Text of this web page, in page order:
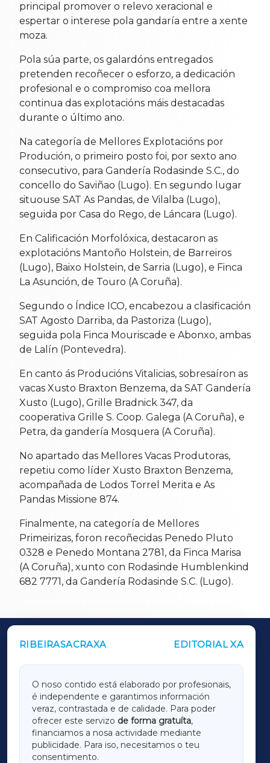
principal promover o relevo xeracional e
espertar o interese pola gandaría entre a xente
moza.
Pola súa parte, os galardóns entregados
pretenden recoñecer o esforzo, a dedicación
profesional e o compromiso coa mellora
continua das explotacións máis destacadas
durante o último ano.
Na categoría de Mellores Explotacións por
Produción, o primeiro posto foi, por sexto ano
consecutivo, para Gandería Rodasinde S.C., do
concello do Saviñao (Lugo). En segundo lugar
situouse SAT As Pandas, de Vilalba (Lugo),
seguida por Casa do Rego, de Láncara (Lugo).
En Calificación Morfolóxica, destacaron as
explotacións Mantoño Holstein, de Barreiros
(Lugo), Baixo Holstein, de Sarria (Lugo), e Finca
La Asunción, de Touro (A Coruña).
Segundo o Índice ICO, encabezou a clasificación
SAT Agosto Darriba, da Pastoriza (Lugo),
seguida pola Finca Mouriscade e Abonxo, ambas
de Lalín (Pontevedra).
En canto ás Producións Vitalicias, sobresaíron as
vacas Xusto Braxton Benzema, da SAT Gandería
Xusto (Lugo), Grille Bradnick 347, da
cooperativa Grille S. Coop. Galega (A Coruña), e
Petra, da gandería Mosquera (A Coruña).
No apartado das Mellores Vacas Produtoras,
repetiu como líder Xusto Braxton Benzema,
acompañada de Lodos Torrel Merita e As
Pandas Missione 874.
Finalmente, na categoría de Mellores
Primeirizas, foron recoñecidas Penedo Pluto
0328 e Penedo Montana 2781, da Finca Marisa
(A Coruña), xunto con Rodasinde Humblenkind
682 7771, da Gandería Rodasinde S.C. (Lugo).
RIBEIRASACRAXA EDITORIAL XA
O noso contido está elaborado por profesionais,
é independente e garantimos información
veraz, contrastada e de calidade. Para poder
ofrecer este servizo de forma gratuíta,
financiamos a nosa actividade mediante
publicidade. Para iso, necesitamos o teu
consentimento.
OUTROS PERIÓDICOS
LUGOXA
TERRACHAXA